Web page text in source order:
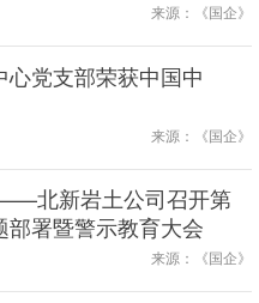
来源：《国企》
党支部荣获中国中
来源：《国企》
北新岩土公司召开第
署暨警示教育大会
来源：《国企》